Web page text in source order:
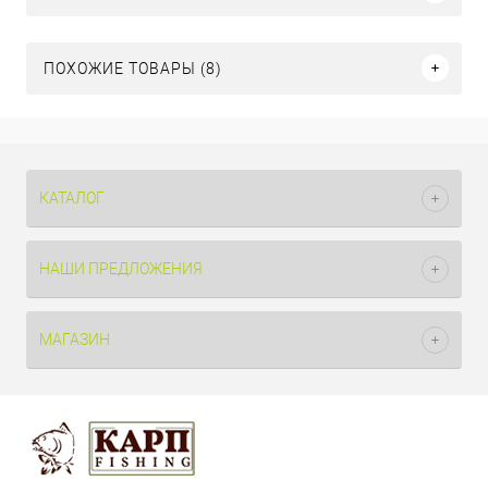
ПОХОЖИЕ ТОВАРЫ (8)
КАТАЛОГ
НАШИ ПРЕДЛОЖЕНИЯ
МАГАЗИН